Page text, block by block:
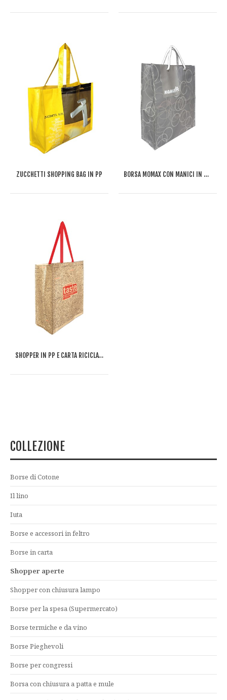
ZUCCHETTI SHOPPING BAG IN PP BORSA MOMAX CON MANICI IN CORDA
SHOPPER IN PP E CARTA RICICLATA TASTE
COLLEZIONE
Borse di Cotone
Il lino
Iuta
Borse e accessori in feltro
Borse in carta
Shopper aperte
Shopper con chiusura lampo
Borse per la spesa (Supermercato)
Borse termiche e da vino
Borse Pieghevoli
Borse per congressi
Borsa con chiusura a patta e mule